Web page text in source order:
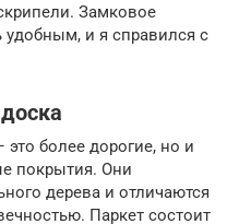
Замковое
удобным, и я справился с
более дорогие, но и
покрытия. Они
дерева и отличаются
Паркет состоит